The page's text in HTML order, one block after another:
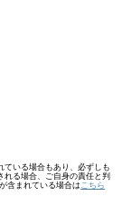
ている場合もあり、必ずしも
れる場合、ご自身の責任と判
含まれている場合はこちら